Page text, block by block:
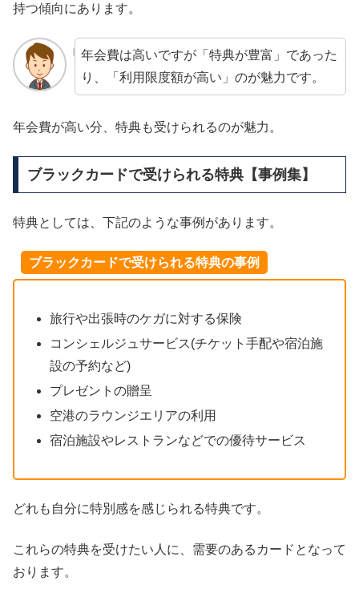
持つ傾向にあります。
年会費は高いですが「特典が豊富」であった
り、「利用限度額が高い」のが魅力です。
年会費が高い分、特典も受けられるのが魅力。
ブラックカードで受けられる特典【事例集】
特典としては、下記のような事例があります。
ブラックカードで受けられる特典の事例
旅行や出張時のケガに対する保険
コンシェルジュサービス(チケット手配や宿泊施
設の予約など)
プレゼントの贈呈
空港のラウンジエリアの利用
宿泊施設やレストランなどでの優待サービス
どれも自分に特別感を感じられる特典です。
これらの特典を受けたい人に、需要のあるカードとなって
おります。